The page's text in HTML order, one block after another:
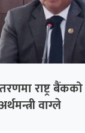
राष्ट्र
वाग्ले